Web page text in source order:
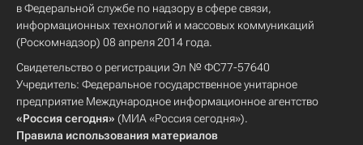
в Федеральной службе по надзору в сфере связи,
информационных технологий и массовых коммуникаций
(Роскомнадзор) 08 апреля 2014 года.
Свидетельство о регистрации Эл № ФС77-57640
Учредитель: Федеральное государственное унитарное
предприятие Международное информационное агентство
«Россия сегодня» (МИА «Россия сегодня»).
Правила использования материалов